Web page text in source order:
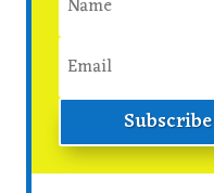
Subscribe